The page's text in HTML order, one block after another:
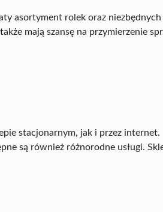
asortyment rolek oraz niezbędnych
mają szansę na przymierzenie
stacjonarnym, jak i przez internet.
są również różnorodne usługi.